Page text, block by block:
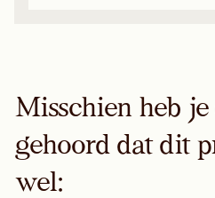
Misschien heb
gehoord dat dit
wel: